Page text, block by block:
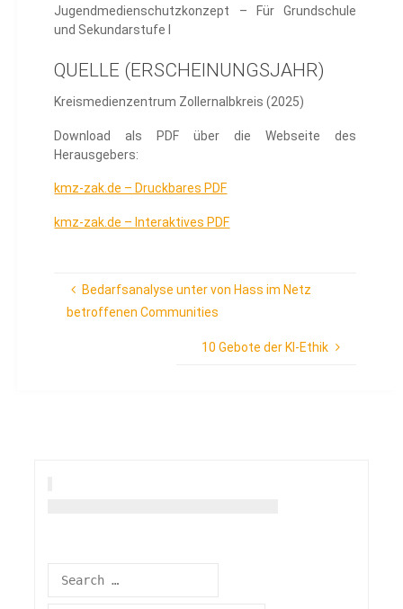
Jugendmedienschutzkonzept – Für Grundschule
und Sekundarstufe I
QUELLE (ERSCHEINUNGSJAHR)
Kreismedienzentrum Zollernalbkreis (2025)
Download als PDF über die Webseite des
Herausgebers:
kmz-zak.de – Druckbares PDF
kmz-zak.de – Interaktives PDF
Bedarfsanalyse unter von Hass im Netz
betroffenen Communities
10 Gebote der KI-Ethik